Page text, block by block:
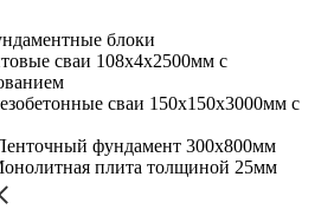
блоки
сваи 108х4х2500мм с
сваи 150х150х3000мм с
фундамент 300х800мм
плита толщиной 25мм